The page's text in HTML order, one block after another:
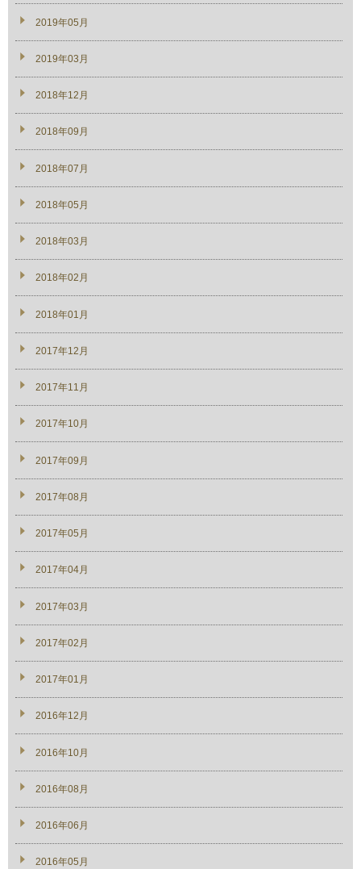
2019年05月
2019年03月
2018年12月
2018年09月
2018年07月
2018年05月
2018年03月
2018年02月
2018年01月
2017年12月
2017年11月
2017年10月
2017年09月
2017年08月
2017年05月
2017年04月
2017年03月
2017年02月
2017年01月
2016年12月
2016年10月
2016年08月
2016年06月
2016年05月